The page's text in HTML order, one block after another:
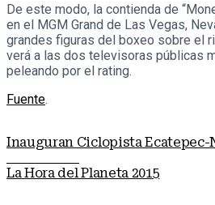
De este modo, la contienda de
en el MGM Grand de Las Vegas,
grandes figuras del boxeo sobre el
verá a las dos televisoras públicas
peleando por el rating.
Fuente.
Inauguran Ciclopista Ecatepec-
La Hora del Planeta 2015